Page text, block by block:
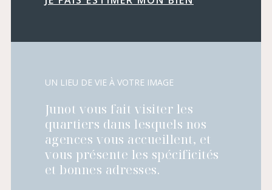
UN LIEU DE VIE À VOTRE IMAGE
Junot vous fait visiter les
quartiers dans lesquels nos
agences vous accueillent, et
vous présente les spécificités
et bonnes adresses.